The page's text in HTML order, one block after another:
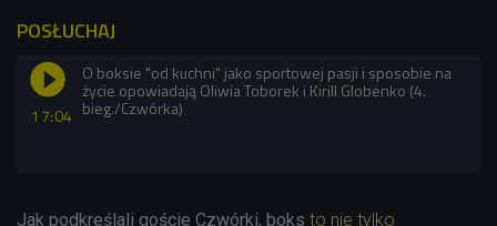
POSŁUCHAJ
17:04
O boksie "od kuchni" jako sportowej pasji i sposobie na
życie opowiadają Oliwia Toborek i Kirill Globenko (4.
bieg./Czwórka)
Jak podkreślali goście Czwórki, boks to nie tylko